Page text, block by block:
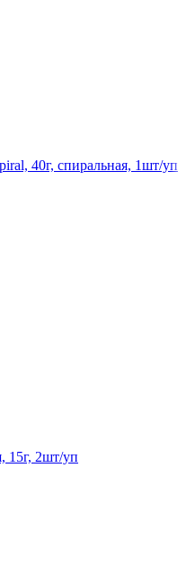
40г, спиральная, 1шт/уп
15г, 2шт/уп